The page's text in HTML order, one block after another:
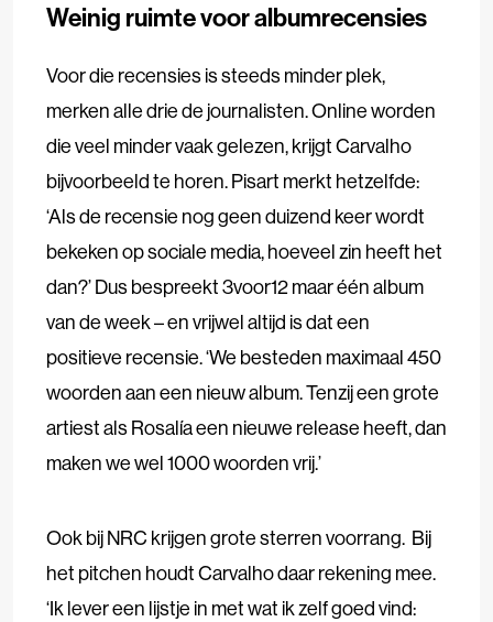
Weinig ruimte voor albumrecensies
Voor die recensies is steeds minder plek,
merken alle drie de journalisten. Online worden
die veel minder vaak gelezen, krijgt Carvalho
bijvoorbeeld te horen. Pisart merkt hetzelfde:
‘Als de recensie nog geen duizend keer wordt
bekeken op sociale media, hoeveel zin heeft het
dan?’ Dus bespreekt 3voor12 maar één album
van de week – en vrijwel altijd is dat een
positieve recensie. ‘We besteden maximaal 450
woorden aan een nieuw album. Tenzij een grote
artiest als Rosalía een nieuwe release heeft, dan
maken we wel 1000 woorden vrij.’
Ook bij NRC krijgen grote sterren voorrang. Bij
het pitchen houdt Carvalho daar rekening mee.
‘Ik lever een lijstje in met wat ik zelf goed vind: